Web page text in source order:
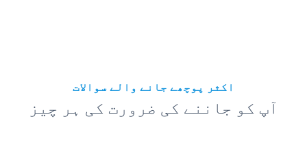
اکثر پوچھے جانے والے سوالات
آپ کو جاننے کی ضرورت کی ہر چیز